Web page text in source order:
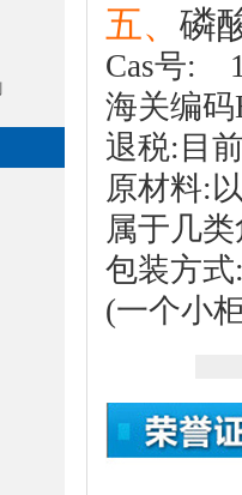
五、 磷
Cas号:
海关编码
退税:目
原材料:
属于几
包装方
(一个小